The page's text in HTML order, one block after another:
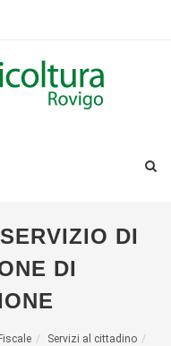
DI
DI
Fiscale Servizi al cittadino